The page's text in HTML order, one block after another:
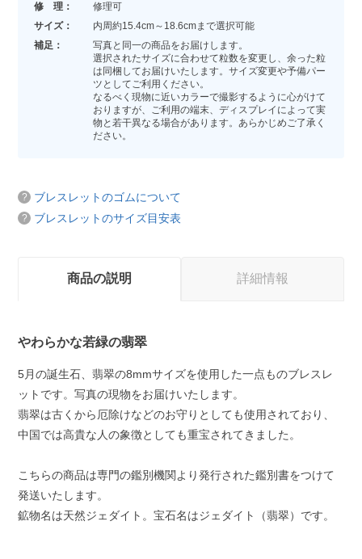
修 理：
修理可
サイズ：
内周約15.4cm～18.6cmまで選択可能
補足：
写真と同一の商品をお届けします。
選択されたサイズに合わせて粒数を変更し、余った粒
は同梱してお届けいたします。サイズ変更や予備パー
ツとしてご利用ください。
なるべく現物に近いカラーで撮影するように心がけて
おりますが、ご利用の端末、ディスプレイによって実
物と若干異なる場合があります。あらかじめご了承く
ださい。
ブレスレットのゴムについて
ブレスレットのサイズ目安表
商品の説明 詳細情報
やわらかな若緑の翡翠
5月の誕生石、翡翠の8mmサイズを使用した一点ものブレスレ
ットです。写真の現物をお届けいたします。
翡翠は古くから厄除けなどのお守りとしても使用されており、
中国では高貴な人の象徴としても重宝されてきました。
こちらの商品は専門の鑑別機関より発行された鑑別書をつけて
発送いたします。
鉱物名は天然ジェダイト。宝石名はジェダイト（翡翠）です。